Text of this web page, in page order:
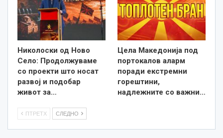
Николоски од Ново
Село: Продолжуваме
со проекти што носат
развој и подобар
живот за…
Цела Македонија под
портокалов аларм
поради екстремни
горештини,
надлежните со важни…
ПТРЕТХ СЛЕДНО